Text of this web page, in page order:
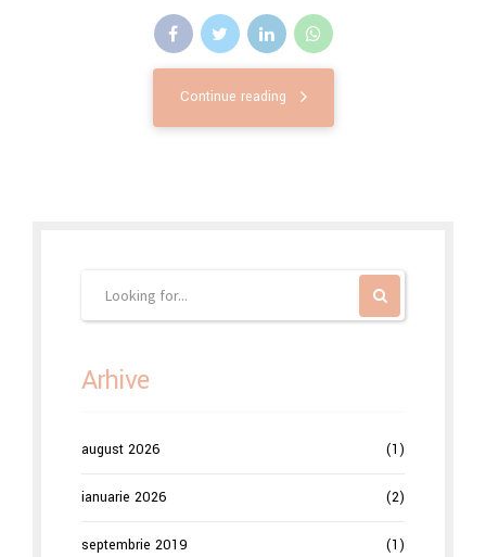
Continue reading
Arhive
august 2026 (1)
ianuarie 2026 (2)
septembrie 2019 (1)